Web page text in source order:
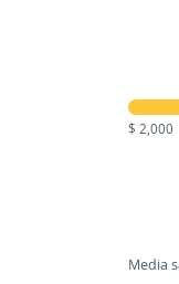
$ 2,000
Media